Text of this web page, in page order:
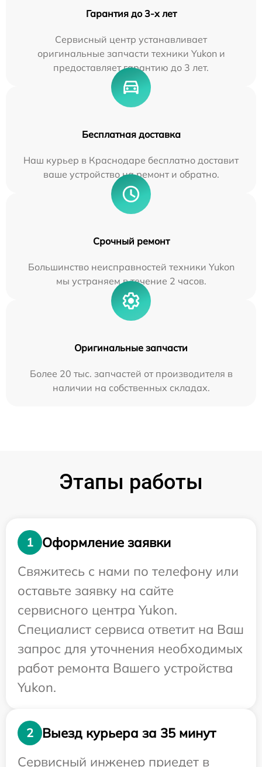
Гарантия до 3-х лет
Сервисный центр устанавливает
оригинальные запчасти техники Yukon и
предоставляет гарантию до 3 лет.
Бесплатная доставка
Наш курьер в Краснодаре бесплатно доставит
ваше устройство на ремонт и обратно.
Срочный ремонт
Большинство неисправностей техники Yukon
мы устраняем в течение 2 часов.
Оригинальные запчасти
Более 20 тыс. запчастей от производителя в
наличии на собственных складах.
Этапы работы
1
Оформление заявки
Свяжитесь с нами по телефону или
оставьте заявку на сайте
сервисного центра Yukon.
Специалист сервиса ответит на Ваш
запрос для уточнения необходимых
работ ремонта Вашего устройства
Yukon.
2
Выезд курьера за 35 минут
Сервисный инженер приедет в